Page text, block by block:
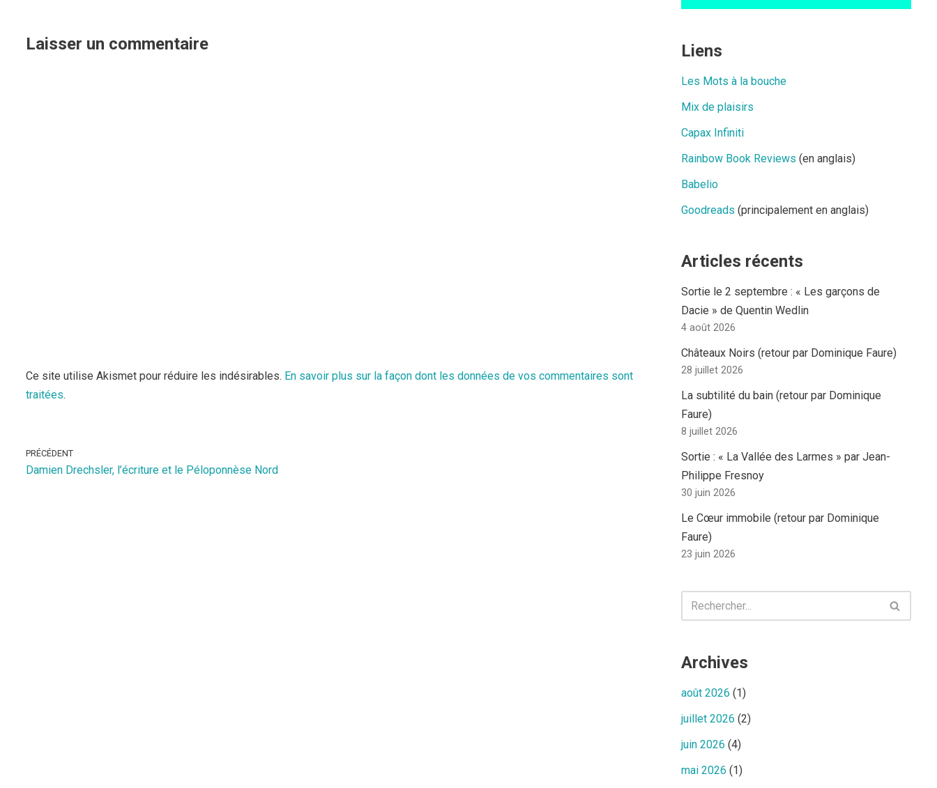
Laisser un commentaire
Ce site utilise Akismet pour réduire les indésirables. En savoir plus sur la façon dont les données de vos commentaires sont
traitées.
PRÉCÉDENT
Damien Drechsler, l’écriture et le Péloponnèse Nord
Liens
Les Mots à la bouche
Mix de plaisirs
Capax Infiniti
Rainbow Book Reviews (en anglais)
Babelio
Goodreads (principalement en anglais)
Articles récents
Sortie le 2 septembre : « Les garçons de
Dacie » de Quentin Wedlin
4 août 2026
Châteaux Noirs (retour par Dominique Faure)
28 juillet 2026
La subtilité du bain (retour par Dominique
Faure)
8 juillet 2026
Sortie : « La Vallée des Larmes » par Jean-
Philippe Fresnoy
30 juin 2026
Le Cœur immobile (retour par Dominique
Faure)
23 juin 2026
Archives
août 2026 (1)
juillet 2026 (2)
juin 2026 (4)
mai 2026 (1)